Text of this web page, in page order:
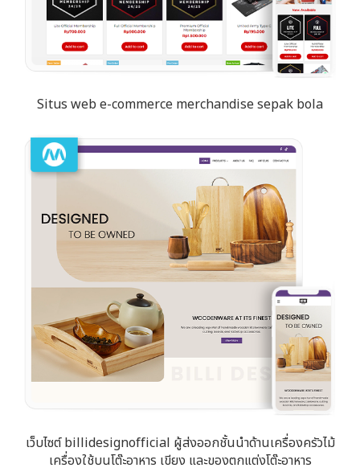
Situs web e-commerce merchandise sepak bola
เว็บไซต์ billidesignofficial ผู้ส่งออกชั้นนำด้านเครื่องครัวไม้
เครื่องใช้บนโต๊ะอาหาร เขียง และของตกแต่งโต๊ะอาหาร